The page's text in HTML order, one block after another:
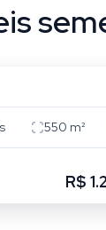
550 m²
R$